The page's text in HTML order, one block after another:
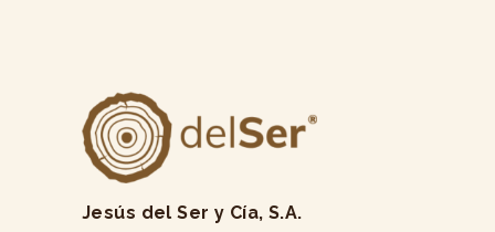
Jesús del Ser y Cía, S.A.